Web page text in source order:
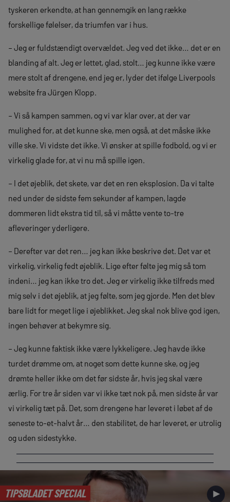
tyskeren erkendte, at han gennemgik en lang række
forskellige følelser, da triumfen var i hus.
– Jeg er fuldstændigt overvældet. Jeg ved det ikke… det er en
blanding af alt. Jeg er lettet, glad, stolt… jeg kunne ikke være
mere stolt af drengene, end jeg er, lyder det ifølge Liverpools
website fra Jürgen Klopp.
– Vi så kampen sammen, og vi var klar over, at der var
mulighed for, at det kunne ske, men også, at det måske ikke
ville ske. Vi vidste det ikke. Vi ønsker at spille fodbold, og vi er
virkelig glade for, at vi nu må spille igen.
– I det øjeblik, det skete, var det en ren eksplosion. Da vi talte
ned under de sidste fem sekunder af kampen, lagde
dommeren lidt ekstra tid til, så vi måtte vente to-tre
afleveringer yderligere.
– Derefter var det ren… jeg kan ikke beskrive det. Det var et
virkelig, virkelig fedt øjeblik. Lige efter følte jeg mig så tom
indeni… jeg kan ikke tro det. Jeg er virkelig ikke tilfreds med
mig selv i det øjeblik, at jeg følte, som jeg gjorde. Men det blev
bare lidt for meget lige i øjeblikket. Jeg skal nok blive god igen,
ingen behøver at bekymre sig.
– Jeg kunne faktisk ikke være lykkeligere. Jeg havde ikke
turdet drømme om, at noget som dette kunne ske, og jeg
drømte heller ikke om det før sidste år, hvis jeg skal være
ærlig. For tre år siden var vi ikke tæt nok på, men sidste år var
vi virkelig tæt på. Det, som drengene har leveret i løbet af de
seneste to-et-halvt år… den stabilitet, de har leveret, er utrolig
og uden sidestykke.
TIPSBLADET SPECIAL ►